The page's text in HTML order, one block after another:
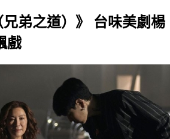
弟之道）》 台味美劇楊
戲